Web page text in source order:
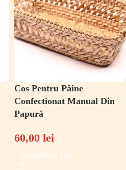
Cos Pentru Pâine
Confectionat Manual Din
Papură
60,00 lei
ADAUGĂ ÎN COȘ